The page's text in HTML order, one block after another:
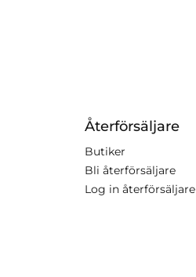
Återförsäljare
Butiker
Bli återförsäljare
Log in återförsäljare